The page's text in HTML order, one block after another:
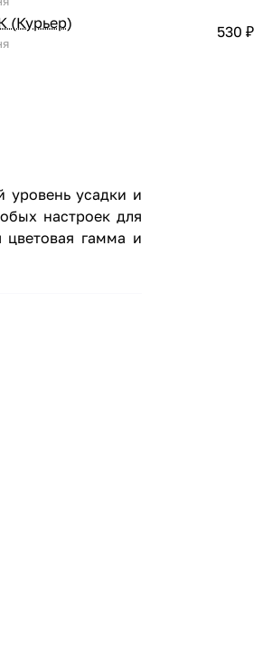
(Курьер)
530 ₽
уровень усадки и
настроек для
цветовая гамма и